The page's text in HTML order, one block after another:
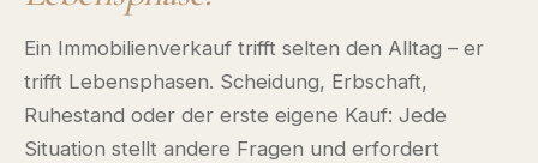
Ein Immobilienverkauf trifft selten den Alltag – er
trifft Lebensphasen. Scheidung, Erbschaft,
Ruhestand oder der erste eigene Kauf: Jede
Situation stellt andere Fragen und erfordert